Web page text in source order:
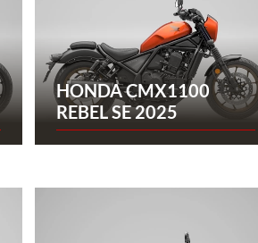
HONDA CMX1100
REBEL SE 2025